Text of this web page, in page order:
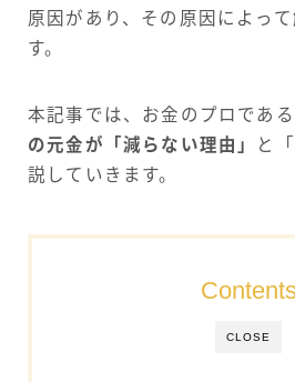
原因があり、その原因によっ
す。
本記事では、お金のプロである
の元金が「減らない理由」
と
説していきます。
CLOSE